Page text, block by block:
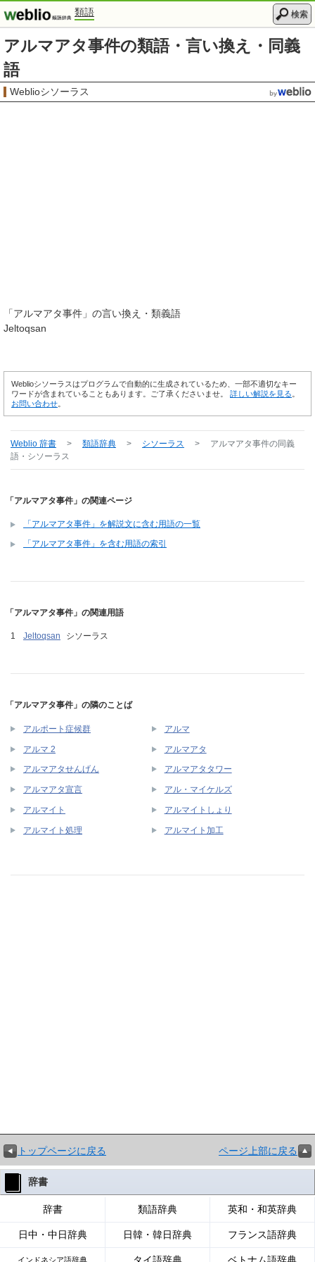
類語 検索
アルマアタ事件の類語・言い換え・同義
語
Weblioシソーラス
「アルマアタ事件 」の言い換え・類義語
Jeltoqsan
Weblioシソーラスはプログラムで自動的に生成されているため、一部不適切なキー
ワードが含まれていることもあります。ご了承くださいませ。 詳しい解説を見る
お問い合わせ
Weblio 辞書 > 類語辞典 > シソーラス > アルマアタ事件の同義
語・シソーラス
「アルマアタ事件」の関連ページ
「アルマアタ事件」を解説文に含む用語の一覧
「アルマアタ事件」を含む用語の索引
「アルマアタ事件」の関連用語
Jeltoqsan シソーラス
「アルマアタ事件」の隣のことば
アルポート症候群 アルマ
アルマ 2 アルマアタ
アルマアタせんげん アルマアタタワー
アルマアタ宣言 アル・マイケルズ
アルマイト アルマイトしょり
アルマイト処理 アルマイト加工
トップページに戻る ページ上部に戻る
辞書
辞書 類語辞典 英和・和英辞典
日中・中日辞典 日韓・韓日辞典 フランス語辞典
インドネシア語辞典